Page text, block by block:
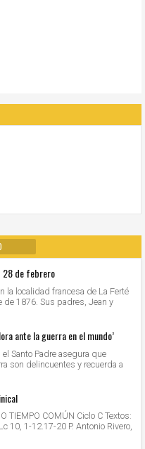
28 de febrero
la localidad francesa de La Ferté
de 1876. Sus padres, Jean y
ante la guerra en el mundo’
Santo Padre asegura que
son delincuentes y recuerda a
TIEMPO COMÚN Ciclo C Textos:
10, 1-12.17-20 P. Antonio Rivero,